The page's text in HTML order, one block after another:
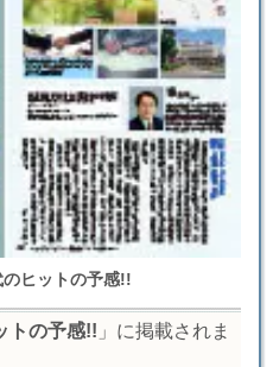
ヒットの予感!!
トの予感!! 」に掲載されま